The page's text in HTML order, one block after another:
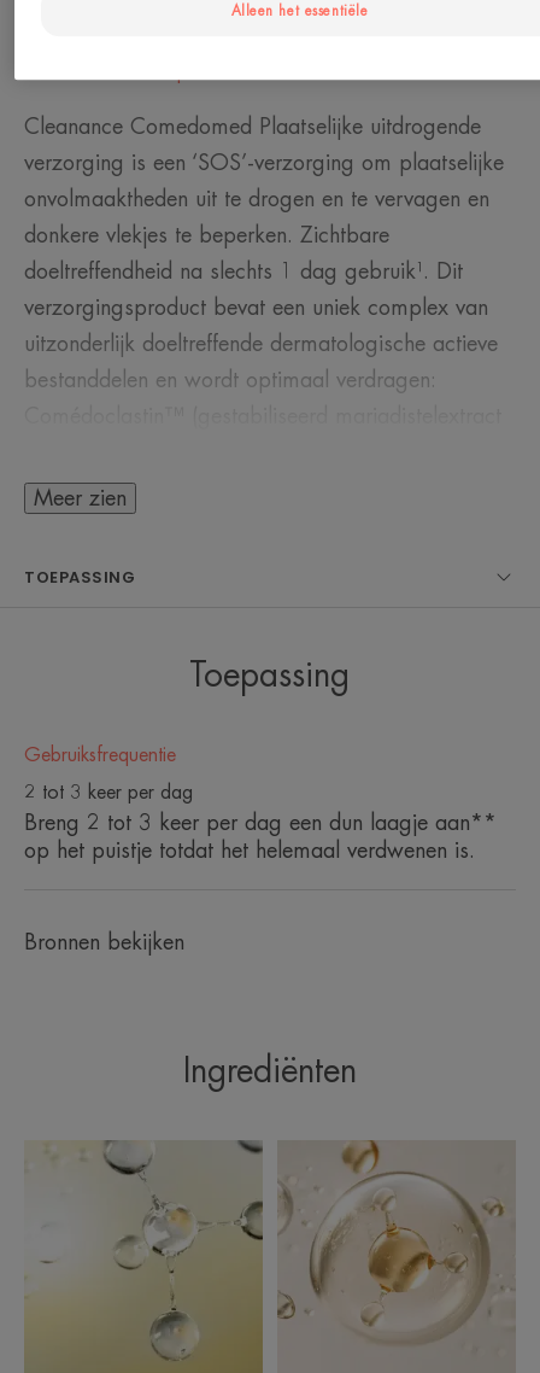
Cleanance Comedomed Plaatselijke uitdrogende
verzorging is een ‘SOS’-verzorging om plaatselijke
onvolmaaktheden uit te drogen en te vervagen en
donkere vlekjes te beperken. Zichtbare
doeltreffendheid na slechts 1 dag gebruik¹. Dit
verzorgingsproduct bevat een uniek complex van
uitzonderlijk doeltreffende dermatologische actieve
bestanddelen en wordt optimaal verdragen:
(cosmetische voorloper van vitamine A) en
HET WOORD VAN DE DESKUNDIGE
plaatselijke onvolmaaktheden al
Voordeel
Droogt puistjes uit vanaf de 1e dag* en maakt ze
minder zichtbaar.
• VERKLEINT plaatselijke oneffenheden.
• DROOGT puistjes uit.
Meer zien
TOEPASSING
Toepassing
Gebruiksfrequentie
2 tot 3 keer per dag
Breng 2 tot 3 keer per dag een dun laagje aan**
op het puistje totdat het helemaal verdwenen is.
Bronnen bekijken
Ingrediënten
Alleen het essentiële